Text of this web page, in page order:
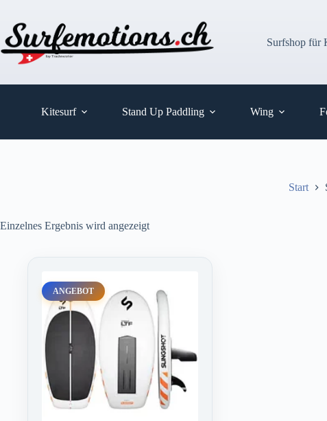
springen
Surfshop für
Kitesurf Stand Up Paddling Wing
Start
Einzelnes Ergebnis wird angezeigt
ANGEBOT